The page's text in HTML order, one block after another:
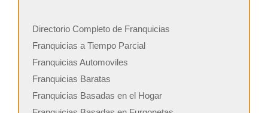
Directorio Completo de Franquicias
Franquicias a Tiempo Parcial
Franquicias Automoviles
Franquicias Baratas
Franquicias Basadas en el Hogar